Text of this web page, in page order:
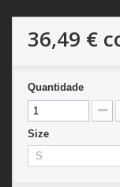
36,49 €
Quantidade
Size